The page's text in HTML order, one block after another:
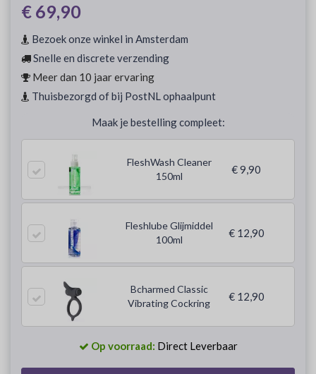
€ 69,90
Bezoek onze winkel in Amsterdam
Snelle en discrete verzending
Meer dan 10 jaar ervaring
Thuisbezorgd of bij PostNL ophaalpunt
Maak je bestelling compleet:
FleshWash Cleaner
150ml
€ 9,90
Fleshlube Glijmiddel
100ml
€ 12,90
Bcharmed Classic
Vibrating Cockring
€ 12,90
Op voorraad: Direct Leverbaar